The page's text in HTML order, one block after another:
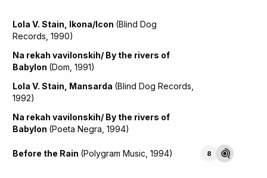
Lola V. Stain, Ikona/Icon (Blind Dog
Records, 1990)
Na rekah vavilonskih/ By the rivers of
Babylon (Dom, 1991)
Lola V. Stain, Mansarda (Blind Dog Records,
1992)
Na rekah vavilonskih/ By the rivers of
Babylon (Poeta Negra, 1994)
Before the Rain (Polygram Music, 1994) 8